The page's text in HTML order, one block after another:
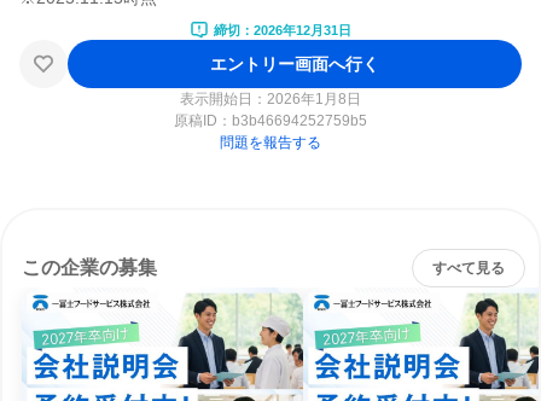
締切：2026年12月31日
エントリー画面へ行く
表示開始日：2026年1月8日
原稿ID： b3b46694252759b5
問題を報告する
この企業の募集 すべて見る